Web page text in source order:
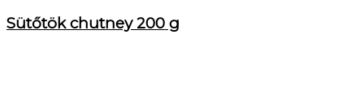
Sütőtök chutney 200 g